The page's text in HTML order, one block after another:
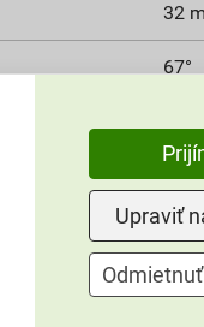
32
67°
Upraviť